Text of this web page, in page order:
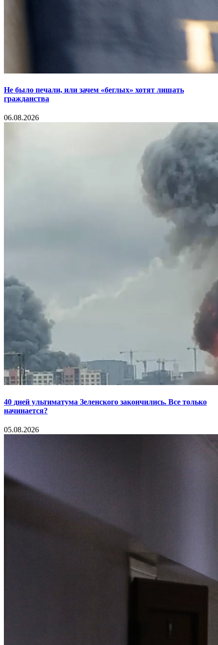
Не было печали, или зачем «беглых» хотят лишать
гражданства
06.08.2026
40 дней ультиматума Зеленского закончились. Все только
начинается?
05.08.2026